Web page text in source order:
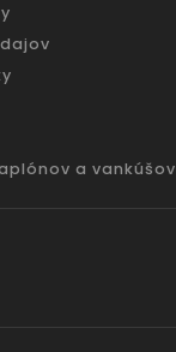
a vankúšov